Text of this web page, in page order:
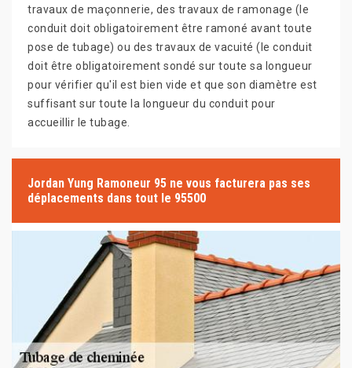
travaux de maçonnerie, des travaux de ramonage (le
conduit doit obligatoirement être ramoné avant toute
pose de tubage) ou des travaux de vacuité (le conduit
doit être obligatoirement sondé sur toute sa longueur
pour vérifier qu'il est bien vide et que son diamètre est
suffisant sur toute la longueur du conduit pour
accueillir le tubage.
Jordan Yung Ramoneur 95 ne vous facturera pas ses
déplacements dans tout le 95500